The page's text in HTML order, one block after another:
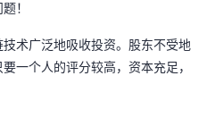
！
术广泛地吸收投资。股东不受地
一个人的评分较高，资本充足，